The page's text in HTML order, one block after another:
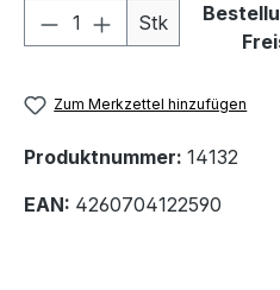
Produkt Anzahl:
Stk
Zum Merkzettel hinzufügen
Produktnummer: 14132
EAN: 4260704122590